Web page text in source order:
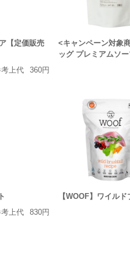
【定価販売
上代
360円
<キャンペーン対象
ッグ プレミアムソ
上代
830円
【WOOF】ワイル